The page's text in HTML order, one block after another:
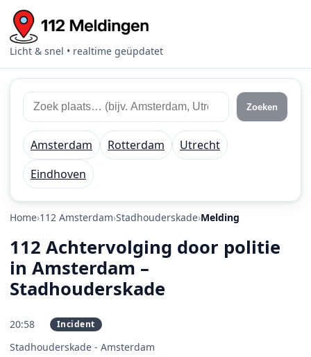
Licht & snel • realtime geüpdatet
Zoek 112 meldingen
Zoek plaats of regio Zoeken
Amsterdam Rotterdam
Utrecht
Eindhoven
Home 112 Amsterdam Stadhouderskade Melding
112 Achtervolging door politie
in Amsterdam –
Stadhouderskade
20:58 Incident
Stadhouderskade - Amsterdam